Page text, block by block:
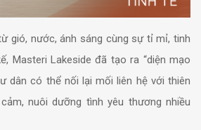
gió, nước, ánh sáng cùng sự tỉ mỉ, tinh
Masteri Lakeside đã tạo ra “diện mạo
dân có thể nối lại mối liên hệ với thiên
nuôi dưỡng tình yêu thương nhiều